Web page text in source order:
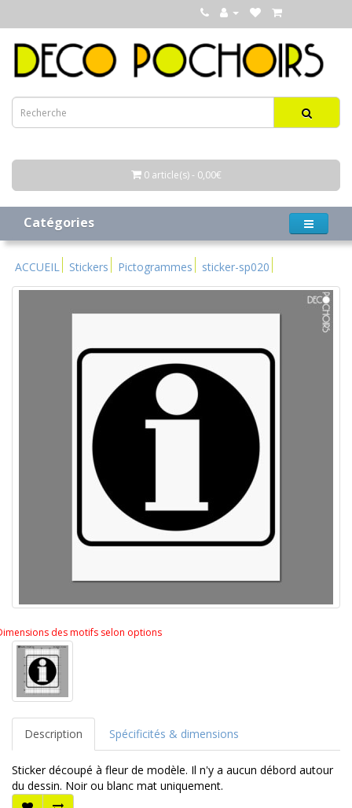
0 article(s) - 0,00€
Catégories
ACCUEIL Stickers Pictogrammes sticker-sp020
des motifs selon options
Description Spécificités & dimensions
Sticker découpé à fleur de modèle. Il n'y a aucun débord autour
du dessin. Noir ou blanc mat uniquement.